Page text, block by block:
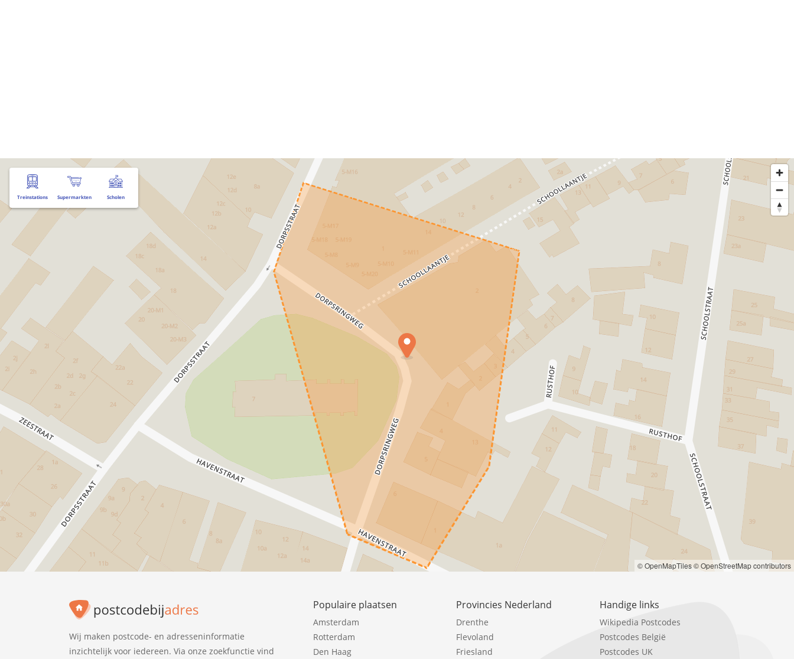
Treinstations Supermarkten Scholen
© OpenMapTiles© OpenStreetMap contributors
Wij maken postcode- en adresseninformatie
inzichtelijk voor iedereen. Via onze zoekfunctie vind
Populaire plaatsen
Amsterdam
Rotterdam
Den Haag
Provincies Nederland
Drenthe
Flevoland
Friesland
Handige links
Wikipedia Postcodes
Postcodes België
Postcodes UK